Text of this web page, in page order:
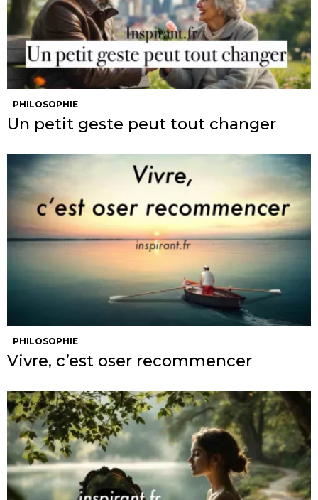
PHILOSOPHIE
Un petit geste peut tout changer
PHILOSOPHIE
Vivre, c’est oser recommencer